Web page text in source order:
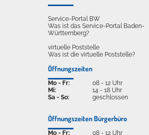
Service-Portal BW
Was ist das Service-Portal Baden-
Württemberg?
virtuelle Poststelle
Was ist die virtuelle Poststelle?
Öffnungszeiten
Mo - Fr:
Mi:
Sa - So:
08 - 12 Uhr
14 - 18 Uhr
geschlossen
Öffnungszeiten Bürgerbüro
Mo - Fr: 08 - 12 Uhr